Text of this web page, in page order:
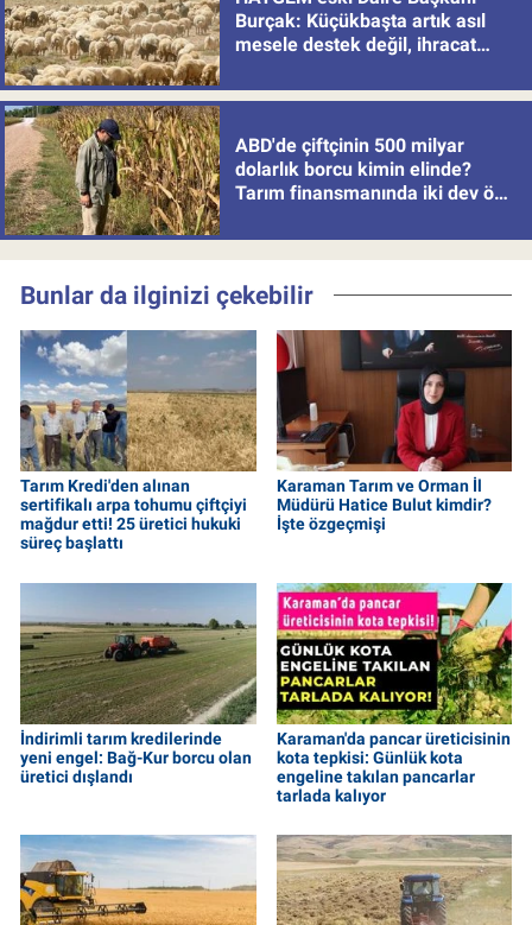
Burçak: Küçükbaşta artık asıl
mesele destek değil, ihracat
ABD'de çiftçinin 500 milyar
dolarlık borcu kimin elinde?
Tarım finansmanında iki dev öne
Bunlar da ilginizi çekebilir
Tarım Kredi'den alınan
sertifikalı arpa tohumu çiftçiyi
mağdur etti! 25 üretici hukuki
süreç başlattı
Karaman Tarım ve Orman İl
Müdürü Hatice Bulut kimdir?
İşte özgeçmişi
İndirimli tarım kredilerinde
yeni engel: Bağ-Kur borcu olan
üretici dışlandı
Karaman'da pancar üreticisinin
kota tepkisi: Günlük kota
engeline takılan pancarlar
tarlada kalıyor